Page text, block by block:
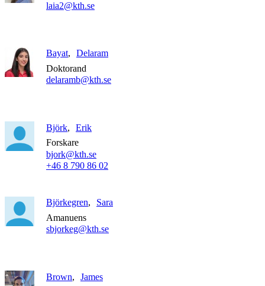
laia2@kth.se
Bayat
Delaram
Doktorand
delaramb@kth.se
Björk
Erik
Forskare
bjork@kth.se
+46 8 790 86 02
Björkegren
Sara
Amanuens
sbjorkeg@kth.se
Brown
James